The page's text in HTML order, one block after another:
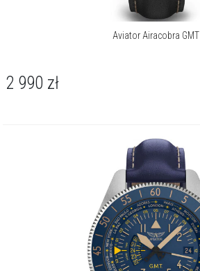
Aviator Airacobra GMT
2 990 zł